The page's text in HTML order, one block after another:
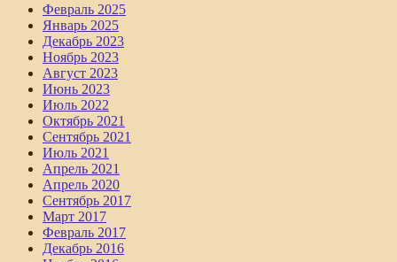
Февраль 2025
Январь 2025
Декабрь 2023
Ноябрь 2023
Август 2023
Июнь 2023
Июль 2022
Октябрь 2021
Сентябрь 2021
Июль 2021
Апрель 2021
Апрель 2020
Сентябрь 2017
Март 2017
Февраль 2017
Декабрь 2016